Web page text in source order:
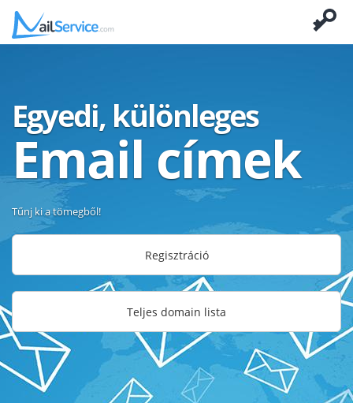
Egyedi, különleges
Email címek
Tűnj ki a tömegből!
Regisztráció
Teljes domain lista